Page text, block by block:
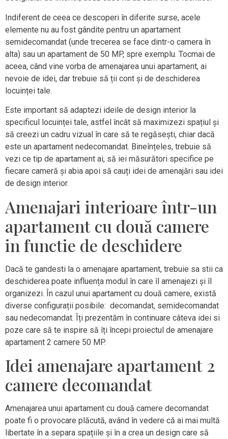
Indiferent de ceea ce descoperi în diferite surse, acele
elemente nu au fost gândite pentru un apartament
semidecomandat (unde trecerea se face dintr-o camera în
alta) sau un apartament de 50 MP, spre exemplu. Tocmai de
aceea, când vine vorba de amenajarea unui apartament, ai
nevoie de idei, dar trebuie să ții cont și de deschiderea
locuinței tale.
Este important să adaptezi ideile de design interior la
specificul locuinței tale, astfel încât să maximizezi spațiul și
să creezi un cadru vizual în care să te regăsești, chiar dacă
este un apartament nedecomandat. Bineînțeles, trebuie să
vezi ce tip de apartament ai, să iei măsurători specifice pe
fiecare cameră și abia apoi să cauți idei de amenajări sau idei
de design interior.
Amenajari interioare într-un
apartament cu două camere
in functie de deschidere
Dacă te gandesti la o amenajare apartament, trebuie sa stii ca
deschiderea poate influența modul în care îl amenajezi și îl
organizezi. În cazul unui apartament cu două camere, există
diverse configurații posibile: decomandat, semidecomandat
sau nedecomandat. Îți prezentăm în continuare câteva idei si
poze care să te inspire să îți începi proiectul de amenajare
apartament 2 camere 50 MP.
Idei amenajare apartament 2
camere decomandat
Amenajarea unui apartament cu două camere decomandat
poate fi o provocare plăcută, având în vedere că ai mai multă
libertate în a separa spațiile și în a crea un design care să